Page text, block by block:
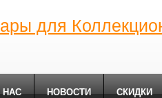
для
НАС НОВОСТИ СКИДКИ